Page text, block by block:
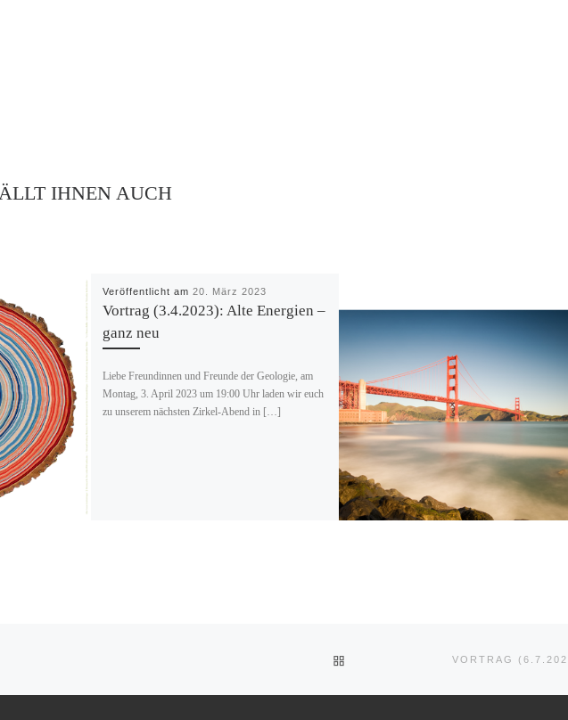
IHNEN AUCH
Veröffentlicht am 20. März 2023
Vortrag (3.4.2023): Alte Energien –
ganz neu
Liebe Freundinnen und Freunde der Geologie, am
Montag, 3. April 2023 um 19:00 Uhr laden wir euch
zu unserem nächsten Zirkel-Abend in […]
ZURÜCK ZUR BEITRAGSLISTE